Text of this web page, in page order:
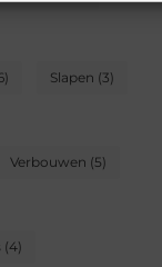
Slapen (3)
Verbouwen (5)
(4)